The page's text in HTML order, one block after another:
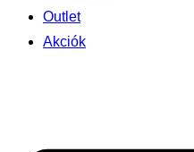
Outlet
Akciók